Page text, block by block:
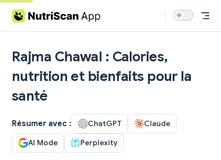
Skip to content
Rajma Chawal : Calories,
nutrition et bienfaits pour la
santé
Résumer avec : ChatGPT Claude
AI Mode Perplexity